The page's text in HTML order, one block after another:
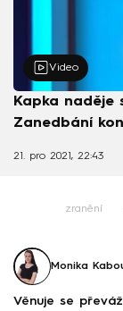
Video
Kapka naděje
Zanedbání
21. pro 2021, 22:43
zranění
Monika
Věnuje se